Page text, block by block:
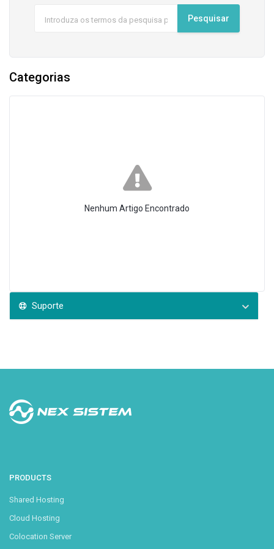
Categorias
Nenhum Artigo Encontrado
Suporte
PRODUCTS
Shared Hosting
Cloud Hosting
Colocation Server